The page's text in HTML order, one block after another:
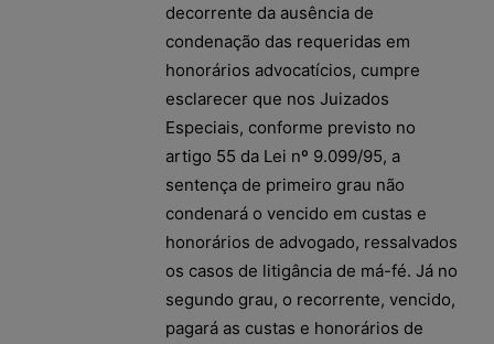
decorrente da ausência de
condenação das requeridas em
honorários advocatícios, cumpre
esclarecer que nos Juizados
Especiais, conforme previsto no
artigo 55 da Lei nº 9.099/95, a
sentença de primeiro grau não
condenará o vencido em custas e
honorários de advogado, ressalvados
os casos de litigância de má-fé. Já no
segundo grau, o recorrente, vencido,
pagará as custas e honorários de